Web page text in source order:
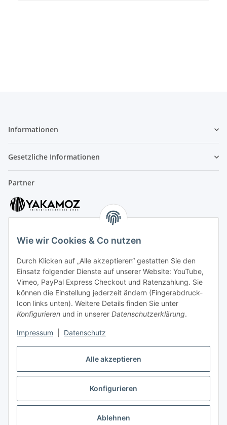
Alle akzeptieren
Konfigurieren
Ablehnen
Wie wir Cookies & Co nutzen
Durch Klicken auf „Alle akzeptieren“ gestatten Sie den
Einsatz folgender Dienste auf unserer Website: YouTube,
Vimeo, PayPal Express Checkout und Ratenzahlung. Sie
können die Einstellung jederzeit ändern (Fingerabdruck-
Icon links unten). Weitere Details finden Sie unter
Konfigurieren und in unserer Datenschutzerklärung.
Impressum Datenschutz
Informationen
Gesetzliche Informationen
Partner
Kundenservice
Kontakt:
Tel: 0202 - 256 397 30
Vertrag widerrufen
* Alle Preise inkl. gesetzlicher USt., zzgl.Versand